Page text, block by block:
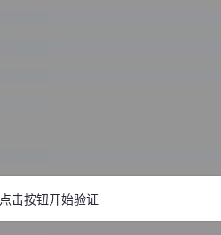
点击按钮开始验证